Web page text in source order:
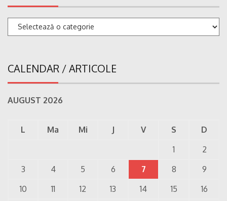
Categorii
CALENDAR / ARTICOLE
AUGUST 2026
L Ma Mi J V S
D
1
2
3
4 5 6 7 8
9
10
11 12 13 14 15
16